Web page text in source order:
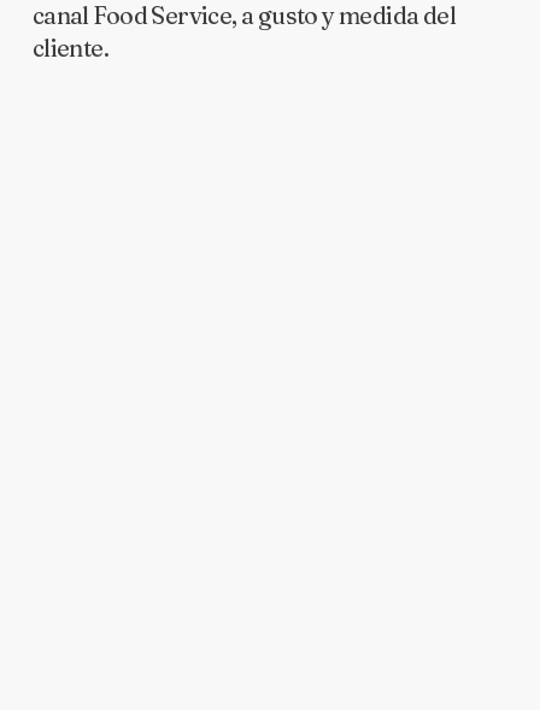
canal Food Service, a gusto y medida del
cliente.